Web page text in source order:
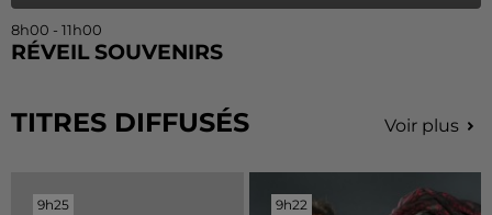
8h00 - 11h00
RÉVEIL SOUVENIRS
TITRES DIFFUSÉS Voir plus
9h25
9h25 9h22
9h22